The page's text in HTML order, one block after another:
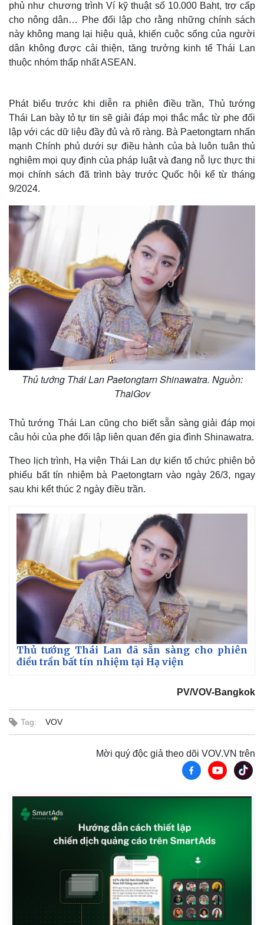
Thế giới
Quan sát
Cuộc sống đó đây
Hồ sơ
Multimedia
Video
Ảnh
E-Magazine
Infographic
phủ như chương trình Ví kỹ thuật số 10.000 Baht, trợ cấp
cho nông dân… Phe đối lập cho rằng những chính sách
này không mang lại hiệu quả, khiến cuộc sống của người
dân không được cải thiện, tăng trưởng kinh tế Thái Lan
thuộc nhóm thấp nhất ASEAN.
Phát biểu trước khi diễn ra phiên điều trần, Thủ tướng
Thái Lan bày tỏ tự tin sẽ giải đáp mọi thắc mắc từ phe đối
lập với các dữ liệu đầy đủ và rõ ràng. Bà Paetongtarn nhấn
mạnh Chính phủ dưới sự điều hành của bà luôn tuân thủ
nghiêm mọi quy định của pháp luật và đang nỗ lực thực thi
mọi chính sách đã trình bày trước Quốc hội kể từ tháng
9/2024.
Thủ tướng Thái Lan Paetongtarn Shinawatra. Nguồn:
ThaiGov
Thủ tướng Thái Lan cũng cho biết sẵn sàng giải đáp mọi
câu hỏi của phe đối lập liên quan đến gia đình Shinawatra.
Theo lịch trình, Hạ viện Thái Lan dự kiến tổ chức phiên bỏ
phiếu bất tín nhiệm bà Paetongtarn vào ngày 26/3, ngay
sau khi kết thúc 2 ngày điều trần.
Thủ tướng Thái Lan đã sẵn sàng cho phiên
điều trần bất tín nhiệm tại Hạ viện
PV/VOV-Bangkok
Tag: VOV
Mời quý độc giả theo dõi VOV.VN trên